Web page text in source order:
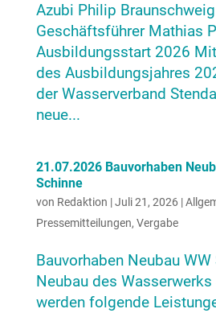
Azubi Philip Braunschweig
Geschäftsführer Mathias
Ausbildungsstart 2026
des Ausbildungsjahres
der Wasserverband
neue...
21.07.2026 Bauvorhaben
Schinne
von Redaktion |Juli 21, 2026 |
Pressemitteilungen, Vergabe
Bauvorhaben Neubau WW
Neubau des Wasserwerks
werden folgende